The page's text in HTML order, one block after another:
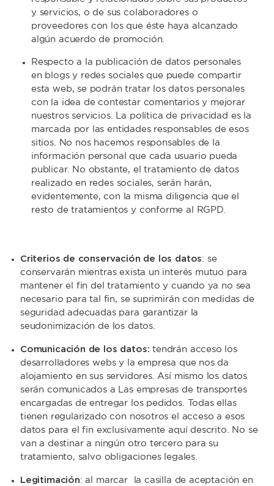
y servicios, o de sus colaboradores o
proveedores con los que éste haya alcanzado
algún acuerdo de promoción.
Respecto a la publicación de datos personales
en blogs y redes sociales que puede compartir
esta web, se podrán tratar los datos personales
con la idea de contestar comentarios y mejorar
nuestros servicios. La política de privacidad es la
marcada por las entidades responsables de esos
sitios. No nos hacemos responsables de la
información personal que cada usuario pueda
publicar. No obstante, el tratamiento de datos
realizado en redes sociales, serán harán,
evidentemente, con la misma diligencia que el
resto de tratamientos y conforme al RGPD.
Criterios de conservación de los datos: se
conservarán mientras exista un interés mutuo para
mantener el fin del tratamiento y cuando ya no sea
necesario para tal fin, se suprimirán con medidas de
seguridad adecuadas para garantizar la
seudonimización de los datos.
Comunicación de los datos: tendrán acceso los
desarrolladores webs y la empresa que nos da
alojamiento en sus servidores. Así mismo los datos
serán comunicados a Las empresas de transportes
encargadas de entregar los pedidos. Todas ellas
tienen regularizado con nosotros el acceso a esos
datos para el fin exclusivamente aquí descrito. No se
van a destinar a ningún otro tercero para su
tratamiento, salvo obligaciones legales.
Legitimación: al marcar la casilla de aceptación en